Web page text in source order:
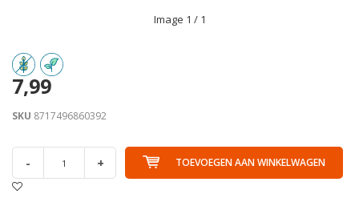
Image 1 / 1
7,99
SKU 8717496860392
- + TOEVOEGEN AAN WINKELWAGEN